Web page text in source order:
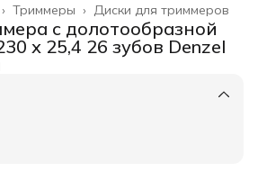
Диски для триммеров
Триммеры ›
›
c долотообразной
х 25,4 26 зубов Denzel